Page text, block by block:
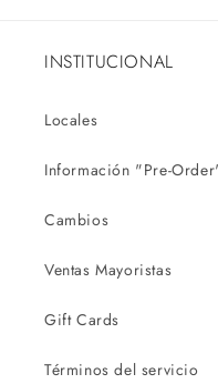
INSTITUCIONAL
Locales
Información "Pre-
Cambios
Ventas Mayoristas
Gift Cards
Términos del servicio